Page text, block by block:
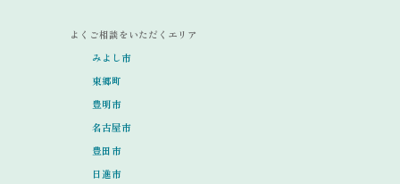
よくご相談をいただくエリア
みよし市
東郷町
豊明市
名古屋市
豊田市
日進市